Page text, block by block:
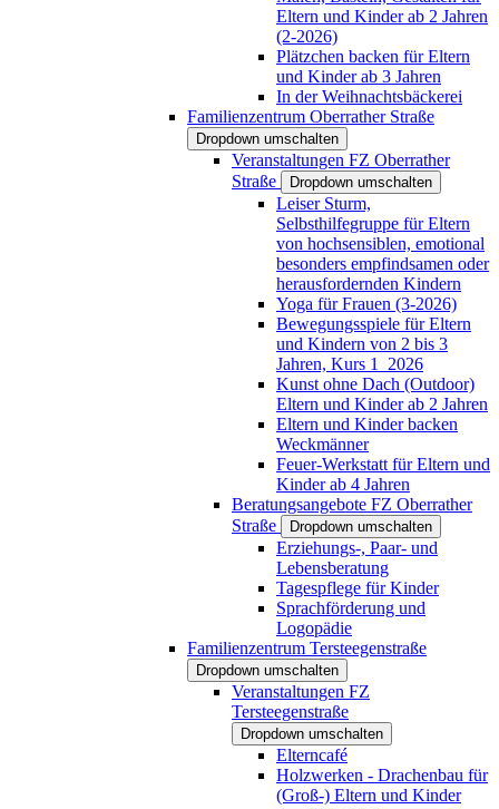
Eltern und Kinder ab 2 Jahren
(2-2026)
Plätzchen backen für Eltern
und Kinder ab 3 Jahren
In der Weihnachtsbäckerei
Familienzentrum Oberrather Straße
Dropdown umschalten
Veranstaltungen FZ Oberrather
Straße
Dropdown umschalten
Leiser Sturm,
Selbsthilfegruppe für Eltern
von hochsensiblen, emotional
besonders empfindsamen oder
herausfordernden Kindern
Yoga für Frauen (3-2026)
Bewegungsspiele für Eltern
und Kindern von 2 bis 3
Jahren, Kurs 1_2026
Kunst ohne Dach (Outdoor)
Eltern und Kinder ab 2 Jahren
Eltern und Kinder backen
Weckmänner
Feuer-Werkstatt für Eltern und
Kinder ab 4 Jahren
Beratungsangebote FZ Oberrather
Straße
Dropdown umschalten
Erziehungs-, Paar- und
Lebensberatung
Tagespflege für Kinder
Sprachförderung und
Logopädie
Familienzentrum Tersteegenstraße
Dropdown umschalten
Veranstaltungen FZ
Tersteegenstraße
Dropdown umschalten
Elterncafé
Holzwerken - Drachenbau für
(Groß-) Eltern und Kinder